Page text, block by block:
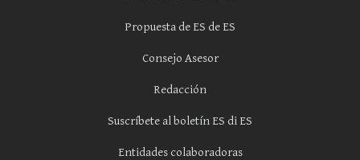
Propuesta de ES de ES
Consejo Asesor
Redacción
Suscríbete al boletín ES di ES
Entidades colaboradoras